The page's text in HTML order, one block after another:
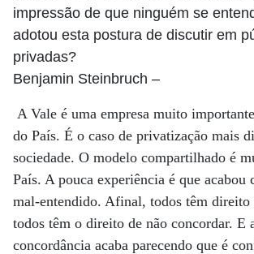
impressão de que ninguém se
adotou esta postura de discutir em
privadas?
Benjamin Steinbruch –
A Vale é uma empresa muito
do País. É o caso de privatização mais
sociedade. O modelo compartilhado é
País. A pouca experiência é que acabou
mal-entendido. Afinal, todos têm direito
todos têm o direito de não concordar. E
concordância acaba parecendo que é